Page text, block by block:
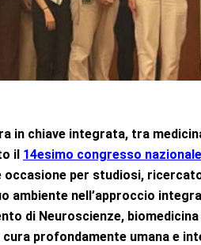
in chiave integrata, tra
il 14esimo congresso
occasione per studiosi,
ambiente nell’approccio
di Neuroscienze,
profondamente umana e